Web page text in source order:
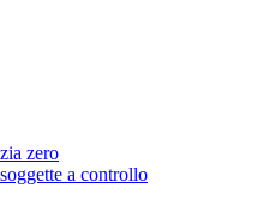
zero
a controllo